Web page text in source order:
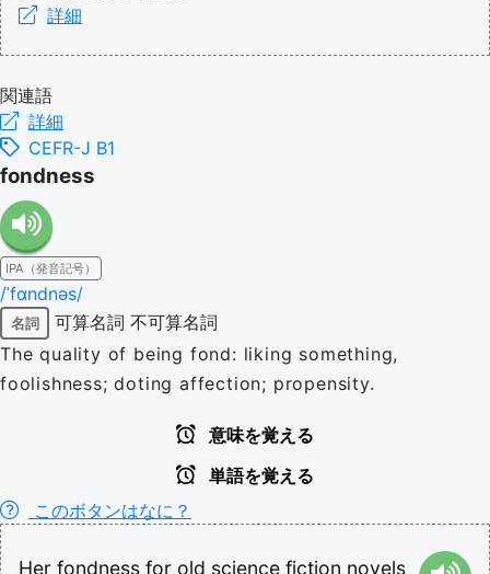
詳細
関連語
詳細
CEFR-J B1
fondness
IPA（発音記号）
/ˈfɑndnəs/
名詞 可算名詞 不可算名詞
The quality of being fond: liking something,
foolishness; doting affection; propensity.
意味を覚える
単語を覚える
このボタンはなに？
Her fondness for old science fiction novels